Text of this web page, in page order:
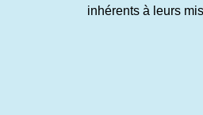
inhérents à leurs